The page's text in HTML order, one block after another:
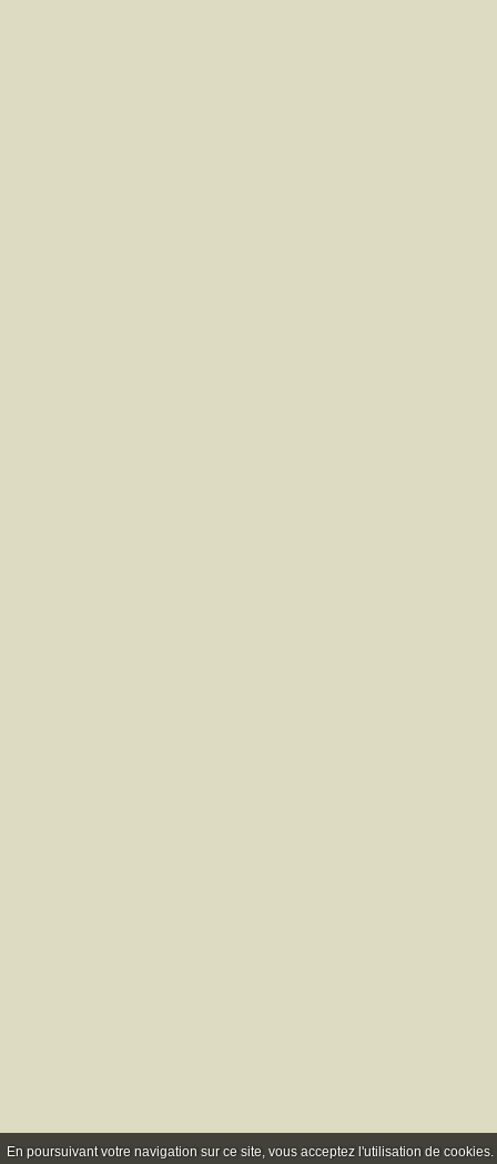
En poursuivant votre navigation sur ce site, vous acceptez l'utilisation de